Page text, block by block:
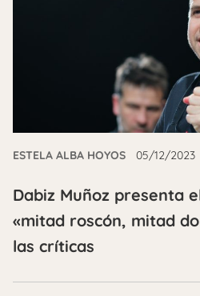
ESTELA ALBA HOYOS 05/12/2023
Dabiz Muñoz presenta
«mitad roscón, mitad
las críticas